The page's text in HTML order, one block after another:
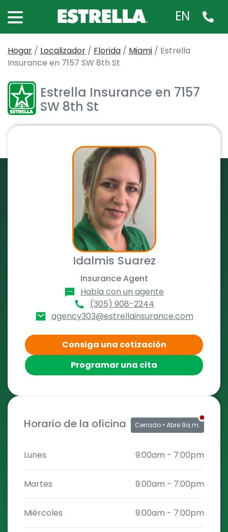
EN
Hogar / Localizador / Florida / Miami / Estrella
Insurance en 7157 SW 8th St
Estrella Insurance en 7157
SW 8th St
Idalmis Suarez
Insurance Agent
Habla con un agente
(305) 908-2244
agency303@estrellainsurance.com
Consiga una cotización
Programar una cita
Horario de la oficina Cerrado • Abre 9a.m.
Lunes 9:00am - 7:00pm
Martes 9:00am - 7:00pm
Miércoles 9:00am - 7:00pm